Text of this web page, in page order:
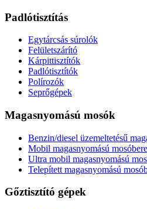
Padlótisztítás
Egytárcsás súrolók
Felületszárító
Kárpittisztítók
Padlótisztítók
Polírozók
Seprőgépek
Magasnyomású mosók
Benzin/diesel üzemeltetésű
Mobil magasnyomású
Ultra mobil magasnyomású
Telepített magasnyomású
Gőztisztító gépek